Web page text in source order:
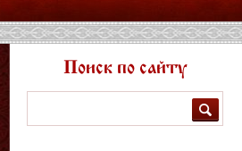
Поиск по сайту